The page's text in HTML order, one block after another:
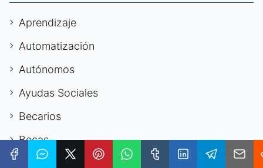
Aprendizaje
Automatización
Autónomos
Ayudas Sociales
Becarios
Becas
Bienestar Laboral